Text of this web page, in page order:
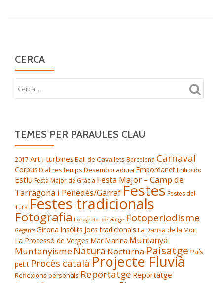
CERCA
TEMES PER PARAULES CLAU
2017 Art i turbines Ball de Cavallets Barcelona Carnaval
Corpus D'altres temps Desembocadura EmpordanetEntroido
Estiu Festa Major de Gràcia Festa Major – Camp de
Tarragona i Penedès/Garraf Festes Festes del
Tura Festes tradicionals
Fotografia Fotografia de viatge Fotoperiodisme
Gegants Girona Insòlits Jocs tradicionals La Dansa de la Mort
La Processó de Verges Mar Marina Muntanya
Muntanyisme Natura Nocturna Paisatge País
petit Procès català Projecte Fluvià
Reflexions personals Reportatge Reportatge